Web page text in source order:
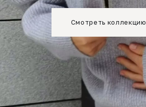
Смотреть коллекцию